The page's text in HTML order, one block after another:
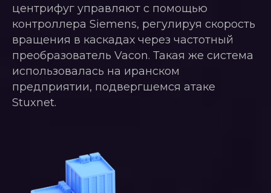
центрифуг управляют с помощью
контроллера Siemens, регулируя скорость
вращения в каскадах через частотный
преобразователь Vacon. Такая же система
использовалась на иранском
предприятии, подвергшемся атаке
Stuxnet.